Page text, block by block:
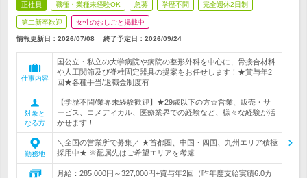
正社員 職種・業種未経験OK 急募 学歴不問 完全週休2日制
第二新卒歓迎 女性のおしごと掲載中
情報更新日：2026/07/08 終了予定日： 2026/09/24
仕事内容
国公立・私立の大学病院や病院の整形外科を中心に、骨接合材料
や人工関節及び脊椎固定器具の提案をお任せします！★賞与年2
回★各種手当/退職金制度有
対象と
なる方
【学歴不問/業界未経験歓迎】★29歳以下の方☆営業、販売・サ
ービス、コメディカル、医療業界での経験など、様々な経験が活
かせます！
勤務地
＼全国の営業所で募集／ ★首都圏、中国・四国、九州エリア積極
採用中★ ※配属先はご希望エリアを考慮…
月給：285,000円～327,000円+賞与年2回（昨年度支給実績6.0カ